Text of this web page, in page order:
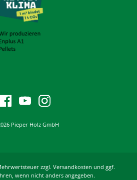
Pieper Holz GmbH
zzgl. Versandkosten und ggf.
wenn nicht anders angegeben.